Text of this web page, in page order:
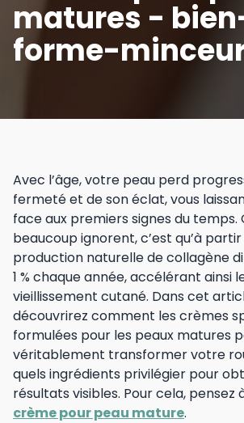
matures -
forme-
Avec l’âge, votre peau perd
fermeté et de son éclat, vous
face aux premiers signes du temps.
beaucoup ignorent, c’est qu’à
production naturelle de collagène
1 % chaque année, accélérant ainsi
vieillissement cutané. Dans cet
découvrirez comment les crèmes
formulées pour les peaux matures
véritablement transformer votre
quels ingrédients privilégier pour
résultats visibles. Pour cela, pensez
crème pour peau mature.